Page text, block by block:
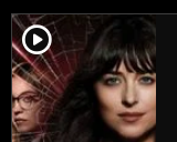
player2